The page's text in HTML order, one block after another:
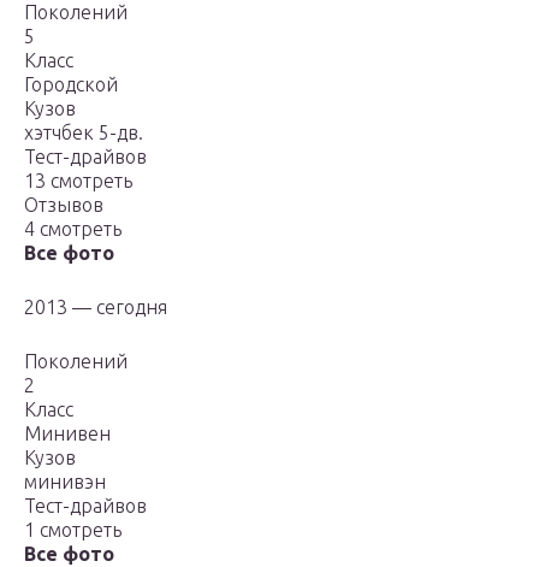
Поколений
5
Класс
Городской
Кузов
хэтчбек 5-дв.
Тест-драйвов
13 смотреть
Отзывов
4 смотреть
Все фото
2013 — сегодня
Поколений
2
Класс
Минивен
Кузов
минивэн
Тест-драйвов
1 смотреть
Все фото